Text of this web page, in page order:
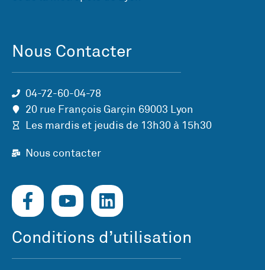
Nous Contacter
04-72-60-04-78
20 rue François Garçin 69003 Lyon
Les mardis et jeudis de 13h30 à 15h30
Nous contacter
Conditions d’utilisation